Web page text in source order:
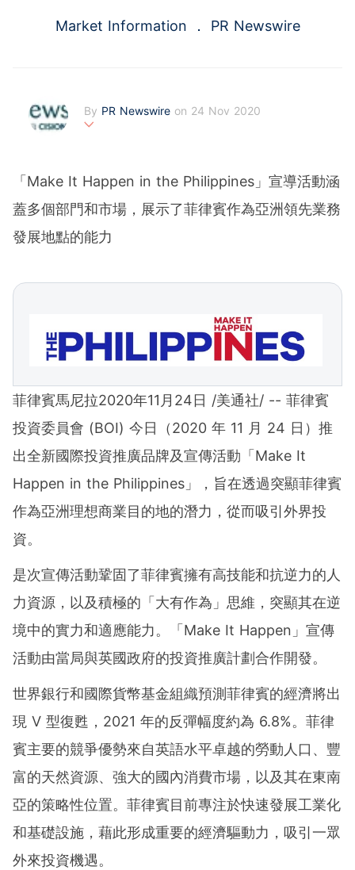
Market Information PR Newswire
By PR Newswire on 24 Nov 2020
s and news distribution services that marketers, corpora
te communicators and investor relations professionals le
verage to engage key audiences. Having pioneered the
commercial news distribution industry since 1954, PR N
ewswire today provides end-to-end solutions to produc
e, distribute, target and measure text and multimedia co
distribution and optimization network with comprehensiv
e serves tens of thousands of clients from offices in the
Americas, Europe, Middle East, Africa and Asia-Pacific r
egions.
「Make It Happen in the Philippines」宣導活動涵
蓋多個部門和市場，展示了菲律賓作為亞洲領先業務
發展地點的能力
菲律賓馬尼拉2020年11月24日 /美通社/ -- 菲律賓
投資委員會 (BOI) 今日（2020 年 11 月 24 日）推
出全新國際投資推廣品牌及宣傳活動「Make It
Happen in the Philippines」，旨在透過突顯菲律賓
作為亞洲理想商業目的地的潛力，從而吸引外界投
資。
是次宣傳活動鞏固了菲律賓擁有高技能和抗逆力的人
力資源，以及積極的「大有作為」思維，突顯其在逆
境中的實力和適應能力。「Make It Happen」宣傳
活動由當局與英國政府的投資推廣計劃合作開發。
世界銀行和國際貨幣基金組織預測菲律賓的經濟將出
現 V 型復甦，2021 年的反彈幅度約為 6.8%。菲律
賓主要的競爭優勢來自英語水平卓越的勞動人口、豐
富的天然資源、強大的國內消費市場，以及其在東南
亞的策略性位置。菲律賓目前專注於快速發展工業化
和基礎設施，藉此形成重要的經濟驅動力，吸引一眾
外來投資機遇。